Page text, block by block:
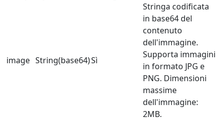
image String(base64)Sì
Stringa codificata
in base64 del
contenuto
dell'immagine.
Supporta immagini
in formato JPG e
PNG. Dimensioni
massime
dell'immagine:
2MB.